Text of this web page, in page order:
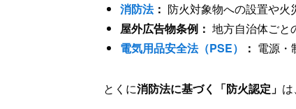
消防法： 防火対象物への設置や火
屋外広告物条例： 地方自治体ごと
電気用品安全法（PSE）
： 電源・
とくに消防法に基づく「防火認定」